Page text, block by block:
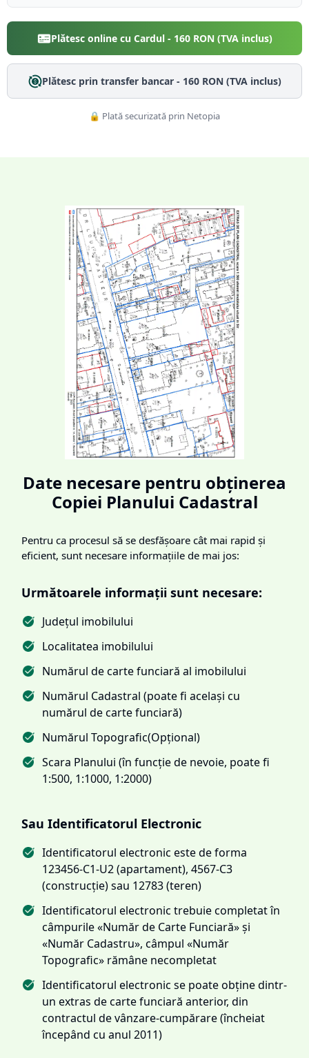
Plătesc online cu Cardul - 160RON (TVA inclus)
Plătesc prin transfer bancar - 160RON (TVA inclus)
🔒 Plată securizată prin Netopia
Date necesare pentru obținerea
Copiei Planului Cadastral
Pentru ca procesul să se desfășoare cât mai rapid și
eficient, sunt necesare informațiile de mai jos:
Următoarele informații sunt necesare:
Județul imobilului
Localitatea imobilului
Numărul de carte funciară al imobilului
Numărul Cadastral (poate fi același cu
numărul de carte funciară)
Numărul Topografic(Opțional)
Scara Planului (în funcție de nevoie, poate fi
1:500, 1:1000, 1:2000)
Sau Identificatorul Electronic
Identificatorul electronic este de forma
123456-C1-U2 (apartament), 4567-C3
(construcție) sau 12783 (teren)
Identificatorul electronic trebuie completat în
câmpurile «Număr de Carte Funciară» și
«Număr Cadastru», câmpul «Număr
Topografic» rămâne necompletat
Identificatorul electronic se poate obține dintr-
un extras de carte funciară anterior, din
contractul de vânzare-cumpărare (încheiat
începând cu anul 2011)